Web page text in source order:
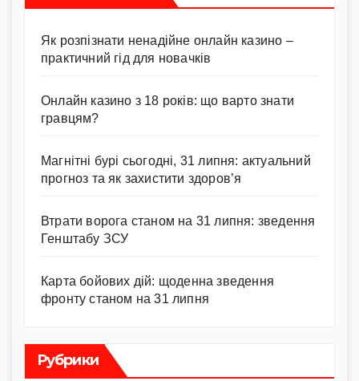
Як розпізнати ненадійне онлайн казино –
практичний гід для новачків
Онлайн казино з 18 років: що варто знати
гравцям?
Магнітні бурі сьогодні, 31 липня: актуальний
прогноз та як захистити здоров’я
Втрати ворога станом на 31 липня: зведення
Генштабу ЗСУ
Карта бойових дій: щоденна зведення
фронту станом на 31 липня
Рубрики